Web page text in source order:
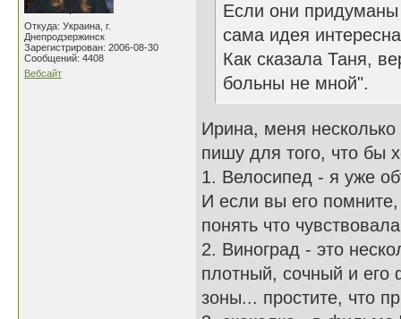
Откуда: Украина, г.
Днепродзержинск
Зарегистрирован: 2006-08-30
Сообщений: 4408
Вебсайт
Если они
сама идея
Как сказала Таня,
больны не мной".
Ирина, меня
пишу для того, что бы
1. Велосипед - я уже
И если вы его
понять что
2. Виноград - это
плотный, сочный и
зоны... простите, что